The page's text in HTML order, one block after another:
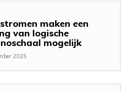
maken een
van logische
mogelijk
2025